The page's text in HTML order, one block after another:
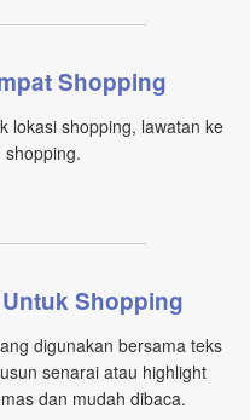
Shopping
lokasi shopping, lawatan ke
Shopping
digunakan bersama teks
senarai atau highlight
dan mudah dibaca.